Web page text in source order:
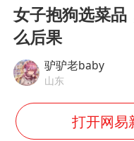
女子抱狗选菜品
么后果
驴驴老baby
山东
打开网易